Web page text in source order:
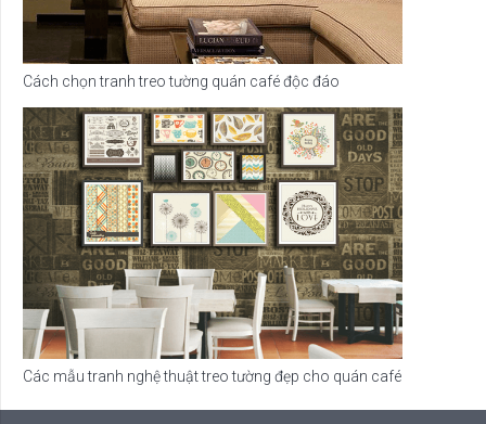
Cách chọn tranh treo tường quán café độc đáo
Các mẫu tranh nghệ thuật treo tường đẹp cho quán café